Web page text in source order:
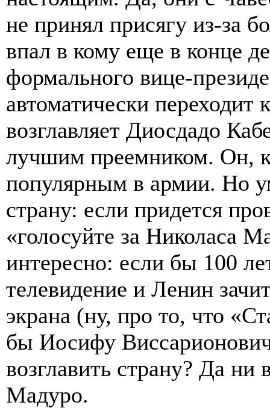
не принял присягу из-за
впал в кому еще в конце
формального вице-
автоматически переходит
возглавляет Диосдадо
лучшим преемником. Он,
популярным в армии. Но
страну: если придется
«голосуйте за Николаса
интересно: если бы 100
телевидение и Ленин
экрана (ну, про то, что
бы Иосифу
возглавить страну? Да
Мадуро.